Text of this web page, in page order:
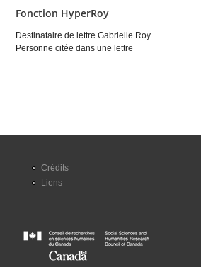
Fonction HyperRoy
Destinataire de lettre Gabrielle Roy
Personne citée dans une lettre
Crédits
Liens